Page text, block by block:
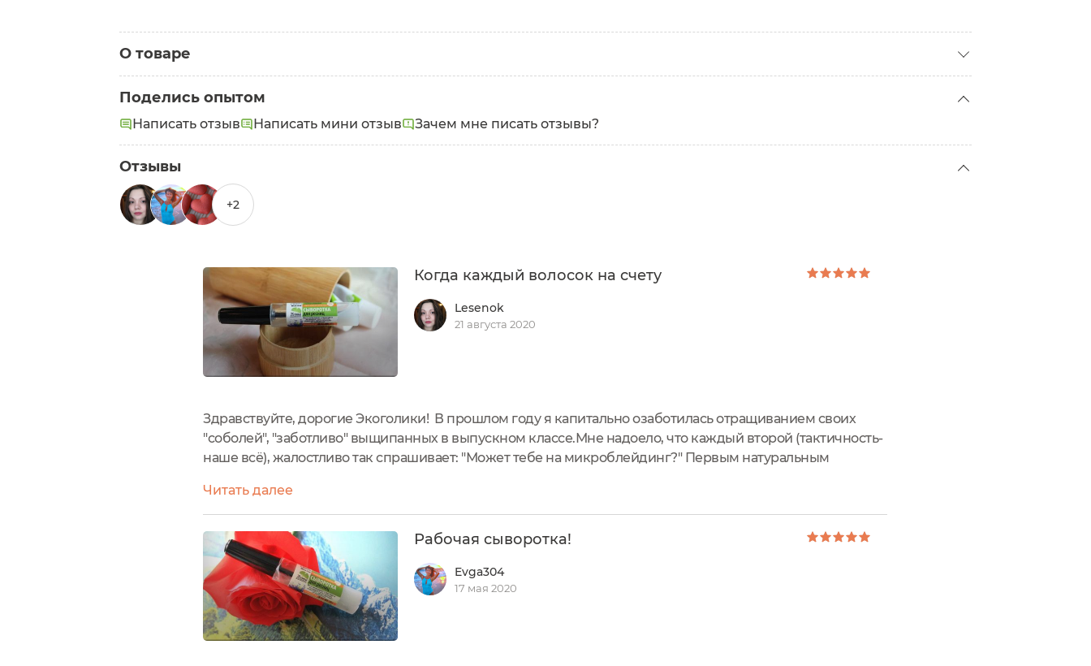
О товаре
Поделись опытом
Написать отзыв Написать мини отзыв Зачем мне писать отзывы?
Отзывы
+2
Когда каждый волосок на счету
Lesenok
21 августа 2020
Здравствуйте, дорогие Экоголики! В прошлом году я капитально озаботилась отращиванием своих
"соболей", "заботливо" выщипанных в выпускном классе.Мне надоело, что каждый второй (тактичность-
наше всё), жалостливо так спрашивает: "Может тебе на микроблейдинг?" Первым натуральным
произошёл, но я остановилась,...
Читать далее
Рабочая сыворотка!
Evga304
17 мая 2020